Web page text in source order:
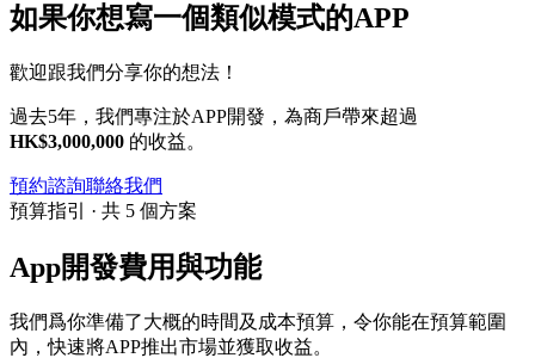
如果你想寫一個類似模式的APP
歡迎跟我們分享你的想法！
過去5年，我們專注於APP開發，為商戶帶來超過
HK$3,000,000 的收益。
預約諮詢聯絡我們
預算指引 · 共 5 個方案
App開發費用與功能
我們爲你準備了大概的時間及成本預算，令你能在預算範圍
內，快速將APP推出市場並獲取收益。